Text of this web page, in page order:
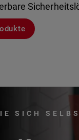
SICH